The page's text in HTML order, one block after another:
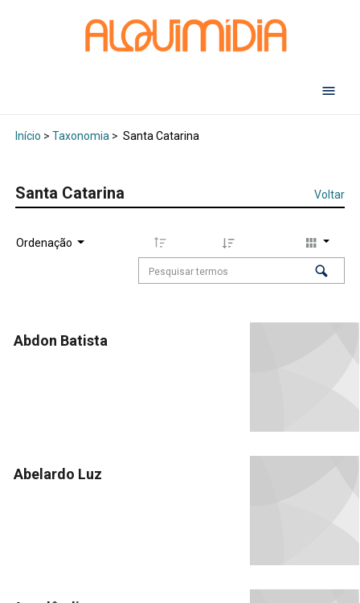
Início > Taxonomia> Santa Catarina
Santa Catarina Voltar
Ordenação
Abdon Batista
Abelardo Luz